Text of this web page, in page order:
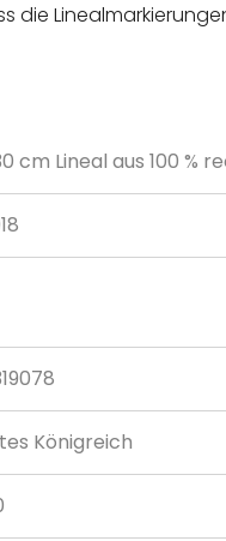
die
cm Lineal aus 100 %
Königreich